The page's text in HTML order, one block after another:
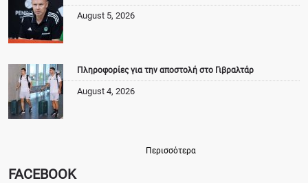
August 5, 2026
Πληροφορίες για την αποστολή στο Γιβραλτάρ
August 4, 2026
Περισσότερα
FACEBOOK